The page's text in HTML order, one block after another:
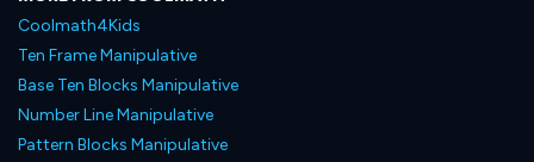
Coolmath4Kids
Ten Frame Manipulative
Base Ten Blocks Manipulative
Number Line Manipulative
Pattern Blocks Manipulative